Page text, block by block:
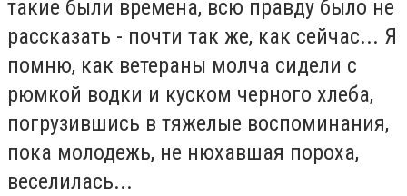
такие были времена, всю правду было не
рассказать - почти так же, как сейчас... Я
помню, как ветераны молча сидели с
рюмкой водки и куском черного хлеба,
погрузившись в тяжелые воспоминания,
пока молодежь, не нюхавшая пороха,
веселилась...